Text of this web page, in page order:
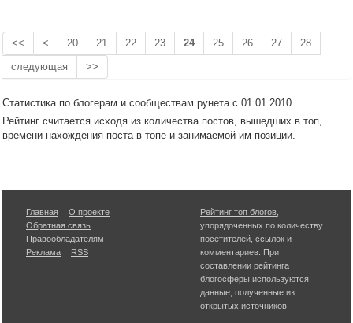
<< < 20 21 22 23 24 25 26 27
28
следующая
>>
Статистика по блогерам и сообществам рунета с 01.01.2010.
Рейтинг считается исходя из количества постов, вышедших в топ,
времени нахождения поста в топе и занимаемой им позиции.
Главная
О проекте
Обратная связь
Правообладателям
Реклама
RSS
Рейтинг топ блогов
упорядоченных по количеству
посетителей, ссылок и
комментариев. При
составлении рейтинга
блогосферы используются
данные, полученные из
открытых источников.